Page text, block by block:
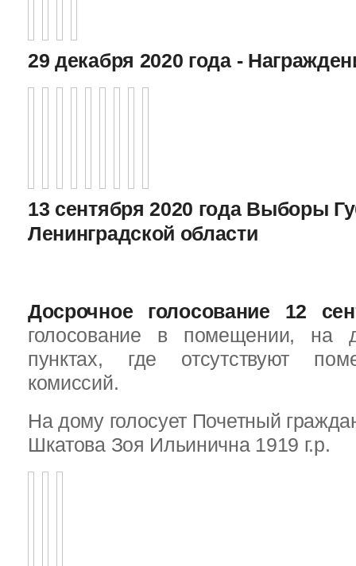
29 декабря 2020 года -
13 сентября 2020 года Выборы
Ленинградской области
Досрочное голосование 12
голосование в помещении, на
пунктах, где отсутствуют
комиссий.
На дому голосует Почетный
Шкатова Зоя Ильинична 1919 г.р.